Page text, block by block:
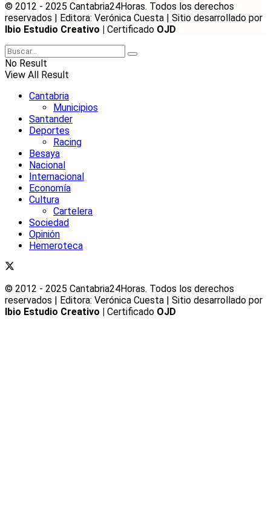
© 2012 - 2025 Cantabria24Horas. Todos los derechos
reservados | Editora: Verónica Cuesta | Sitio desarrollado por
Ibio Estudio Creativo | Certificado OJD
No Result
View All Result
Cantabria
Municipios
Santander
Deportes
Racing
Besaya
Nacional
Internacional
Economía
Cultura
Cartelera
Sociedad
Opinión
Hemeroteca
© 2012 - 2025 Cantabria24Horas. Todos los derechos
reservados | Editora: Verónica Cuesta | Sitio desarrollado por
Ibio Estudio Creativo | Certificado OJD